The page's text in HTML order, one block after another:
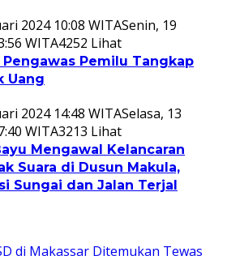
2024 10:08 WITASenin, 19
WITA4252 Lihat
Pengawas Pemilu Tangkap
Uang
2024 14:48 WITASelasa, 13
WITA3213 Lihat
Mengawal Kelancaran
Suara di Dusun Makula,
Sungai dan Jalan Terjal